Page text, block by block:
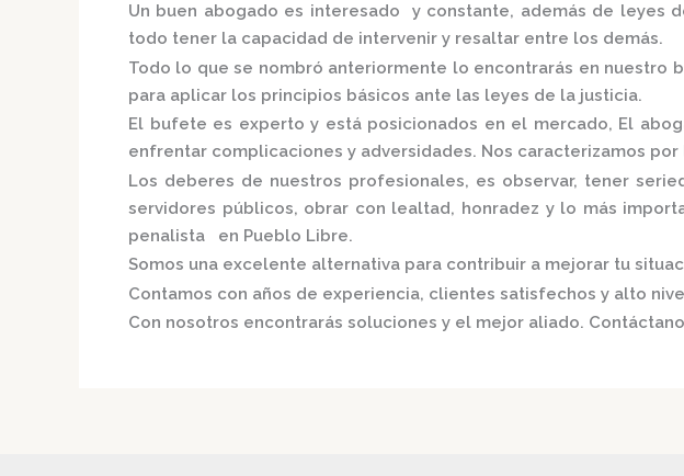
Un buen abogado es interesado y constante, además de leyes
todo tener la capacidad de intervenir y resaltar entre los demás.
Todo lo que se nombró anteriormente lo encontrarás en nuestro
para aplicar los principios básicos ante las leyes de la justicia.
El bufete es experto y está posicionados en el mercado, El
enfrentar complicaciones y adversidades. Nos caracterizamos
Los deberes de nuestros profesionales, es observar, tener
servidores públicos, obrar con lealtad, honradez y lo más
penalista en Pueblo Libre.
Somos una excelente alternativa para contribuir a mejorar tu
Contamos con años de experiencia, clientes satisfechos y alto
Con nosotros encontrarás soluciones y el mejor aliado.